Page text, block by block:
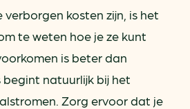
kosten zijn, is het
te weten hoe je ze kunt
is beter dan
begint natuurlijk bij het
Zorg ervoor dat je